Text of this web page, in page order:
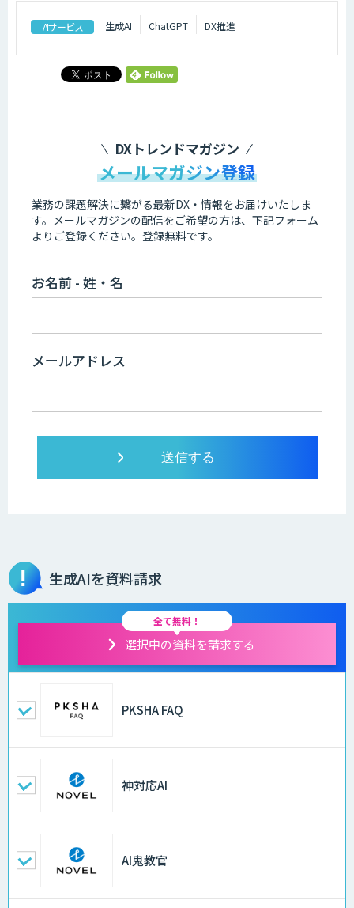
AIサービス 生成AI ChatGPT DX推進
DXトレンドマガジン
メールマガジン登録
業務の課題解決に繋がる最新DX・情報をお届けいたしま
す。 メールマガジンの配信をご希望の方は、下記フォーム
よりご登録ください。登録無料です。
お名前 - 姓・名
メールアドレス
生成AIを資料請求
全て無料！
選択中の資料を請求する
PKSHA FAQ
神対応AI
AI鬼教官